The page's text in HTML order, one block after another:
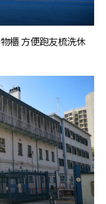
櫃 方便跑友梳洗休